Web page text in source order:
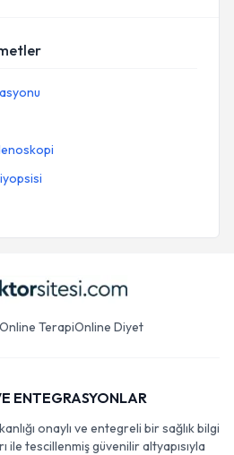
Online TerapiOnline Diyet
ENTEGRASYONLAR
onaylı ve entegreli bir sağlık bilgi
tescillenmiş güvenilir altyapısıyla